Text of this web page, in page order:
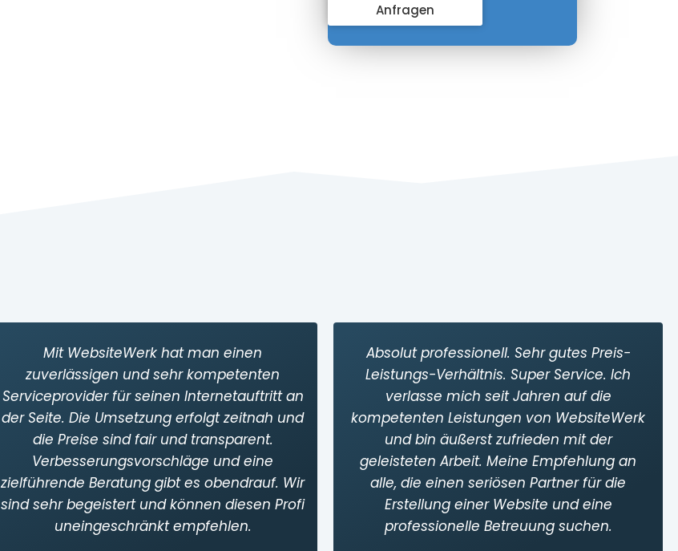
Anfragen
Mit WebsiteWerk hat man einen
zuverlässigen und sehr kompetenten
Serviceprovider für seinen Internetauftritt an
der Seite. Die Umsetzung erfolgt zeitnah und
die Preise sind fair und transparent.
Verbesserungsvorschläge und eine
zielführende Beratung gibt es obendrauf. Wir
sind sehr begeistert und können diesen Profi
uneingeschränkt empfehlen.
Absolut professionell. Sehr gutes Preis-
Leistungs-Verhältnis. Super Service. Ich
verlasse mich seit Jahren auf die
kompetenten Leistungen von WebsiteWerk
und bin äußerst zufrieden mit der
geleisteten Arbeit. Meine Empfehlung an
alle, die einen seriösen Partner für die
Erstellung einer Website und eine
professionelle Betreuung suchen.